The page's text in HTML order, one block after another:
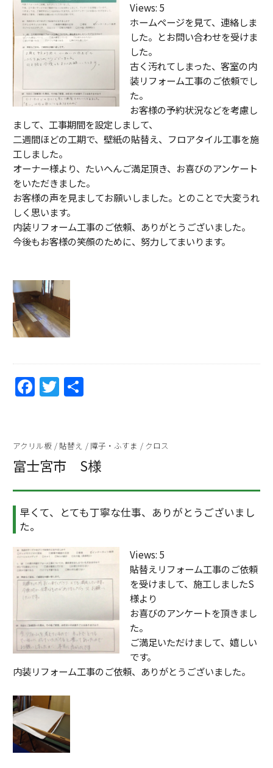
Views: 5
ホームページを見て、連絡しま
した。とお問い合わせを受けま
した。
古く汚れてしまった、客室の内
装リフォーム工事のご依頼でし
た。
お客様の予約状況などを考慮し
まして、工事期間を設定しまして、
二週間ほどの工期で、壁紙の貼替え、フロアタイル工事を施
工しました。
オーナー様より、たいへんご満足頂き、お喜びのアンケート
をいただきました。
お客様の声を見ましてお願いしました。とのことで大変うれ
しく思います。
内装リフォーム工事のご依頼、ありがとうございました。
今後もお客様の笑顔のために、努力してまいります。
F
e
b
o
o
k
T
er
アクリル板 / 貼替え / 障子・ふすま / クロス
富士宮市 S様
早くて、とても丁寧な仕事、ありがとうございまし
た。
Views: 5
貼替えリフォーム工事のご依頼
を受けまして、施工しましたS
様より
お喜びのアンケートを頂きまし
た。
ご満足いただけまして、嬉しい
です。
内装リフォーム工事のご依頼、ありがとうございました。